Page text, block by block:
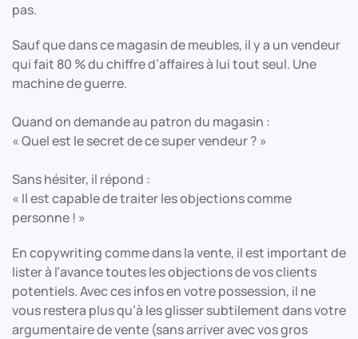
pas.
Sauf que dans ce magasin de meubles, il y a un vendeur
qui fait 80 % du chiffre d’affaires à lui tout seul. Une
machine de guerre.
Quand on demande au patron du magasin :
« Quel est le secret de ce super vendeur ? »
Sans hésiter, il répond :
« Il est capable de traiter les objections comme
personne ! »
En copywriting comme dans la vente, il est important de
lister à l’avance toutes les objections de vos clients
potentiels. Avec ces infos en votre possession, il ne
vous restera plus qu’à les glisser subtilement dans votre
argumentaire de vente (sans arriver avec vos gros